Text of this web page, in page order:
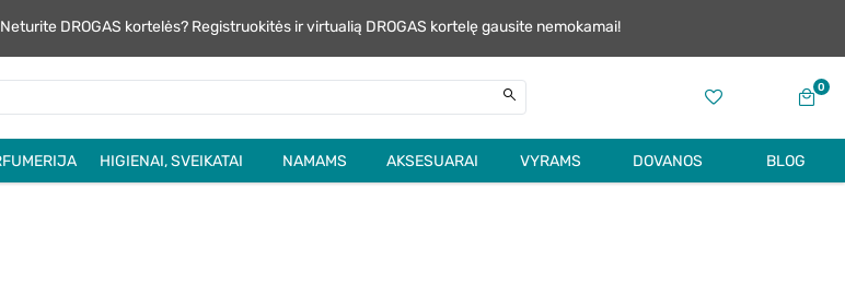
DROGAS kortelės? Registruokitės ir virtualią DROGAS kortelę gausite nemokamai!
0
HIGIENAI, SVEIKATAI NAMAMS AKSESUARAI VYRAMS DOVANOS BLOG